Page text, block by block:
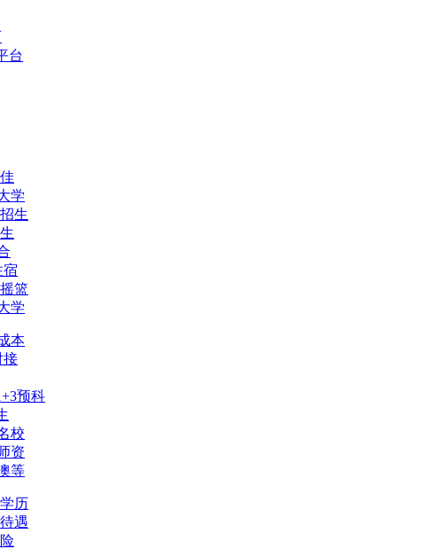
学
生
宿
篮
学
本
接
预科
校
资
等
历
遇